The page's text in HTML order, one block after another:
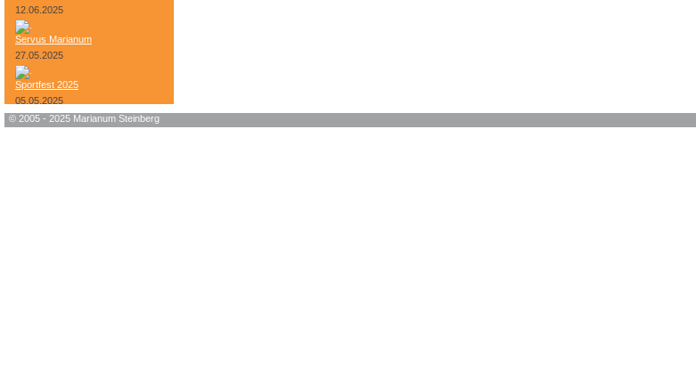
12.06.2025
Servus Marianum
27.05.2025
Sportfest 2025
05.05.2025
Bundesheer-Tag
© 2005 - 2025 Marianum Steinberg